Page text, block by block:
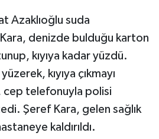
Azaklıoğlu suda
denizde bulduğu karton
kıyıya kadar yüzdü.
kıyıya çıkmayı
cep telefonuyla polisi
Şeref Kara, gelen sağlık
kaldırıldı.